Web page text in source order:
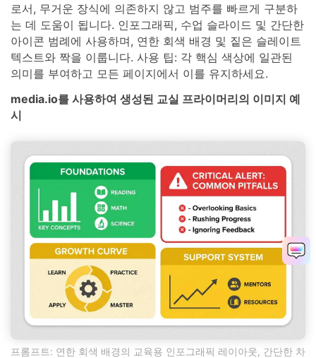
로서, 무거운 장식에 의존하지 않고 범주를 빠르게 구분하
는 데 도움이 됩니다. 인포그래픽, 수업 슬라이드 및 간단한
아이콘 범례에 사용하며, 연한 회색 배경 및 짙은 슬레이트
텍스트와 짝을 이룹니다. 사용 팁: 각 핵심 색상에 일관된
의미를 부여하고 모든 페이지에서 이를 유지하세요.
media.io를 사용하여 생성된 교실 프라이머리의 이미지 예
시
프롬프트: 연한 회색 배경의 교육용 인포그래픽 레이아웃, 간단한 차